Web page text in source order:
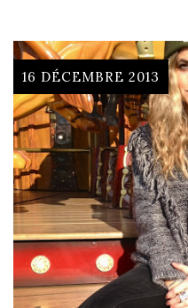
16 DÉCEMBRE 2013